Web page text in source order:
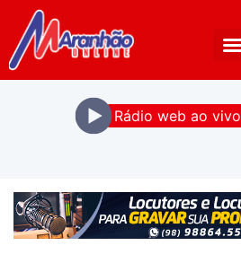
Rádio web ao vivo